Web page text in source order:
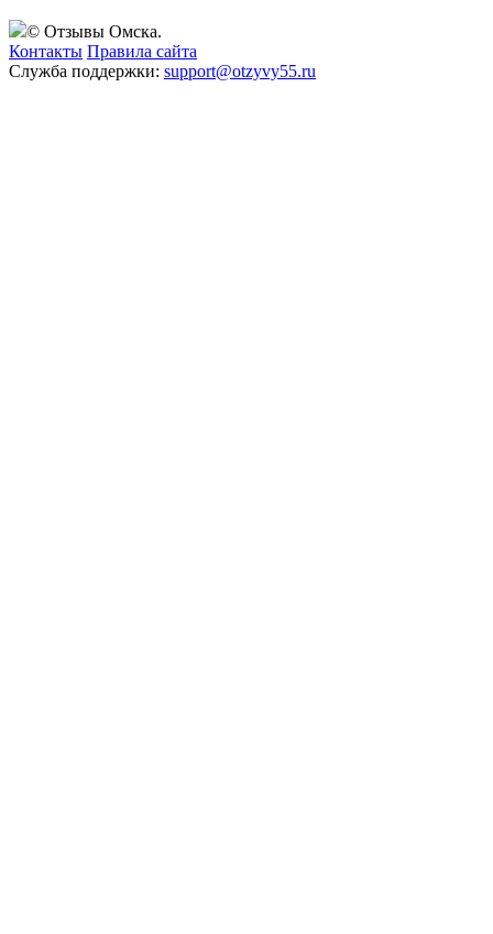
© Отзывы Омска.
Контакты Правила сайта
Служба поддержки: support@otzyvy55.ru